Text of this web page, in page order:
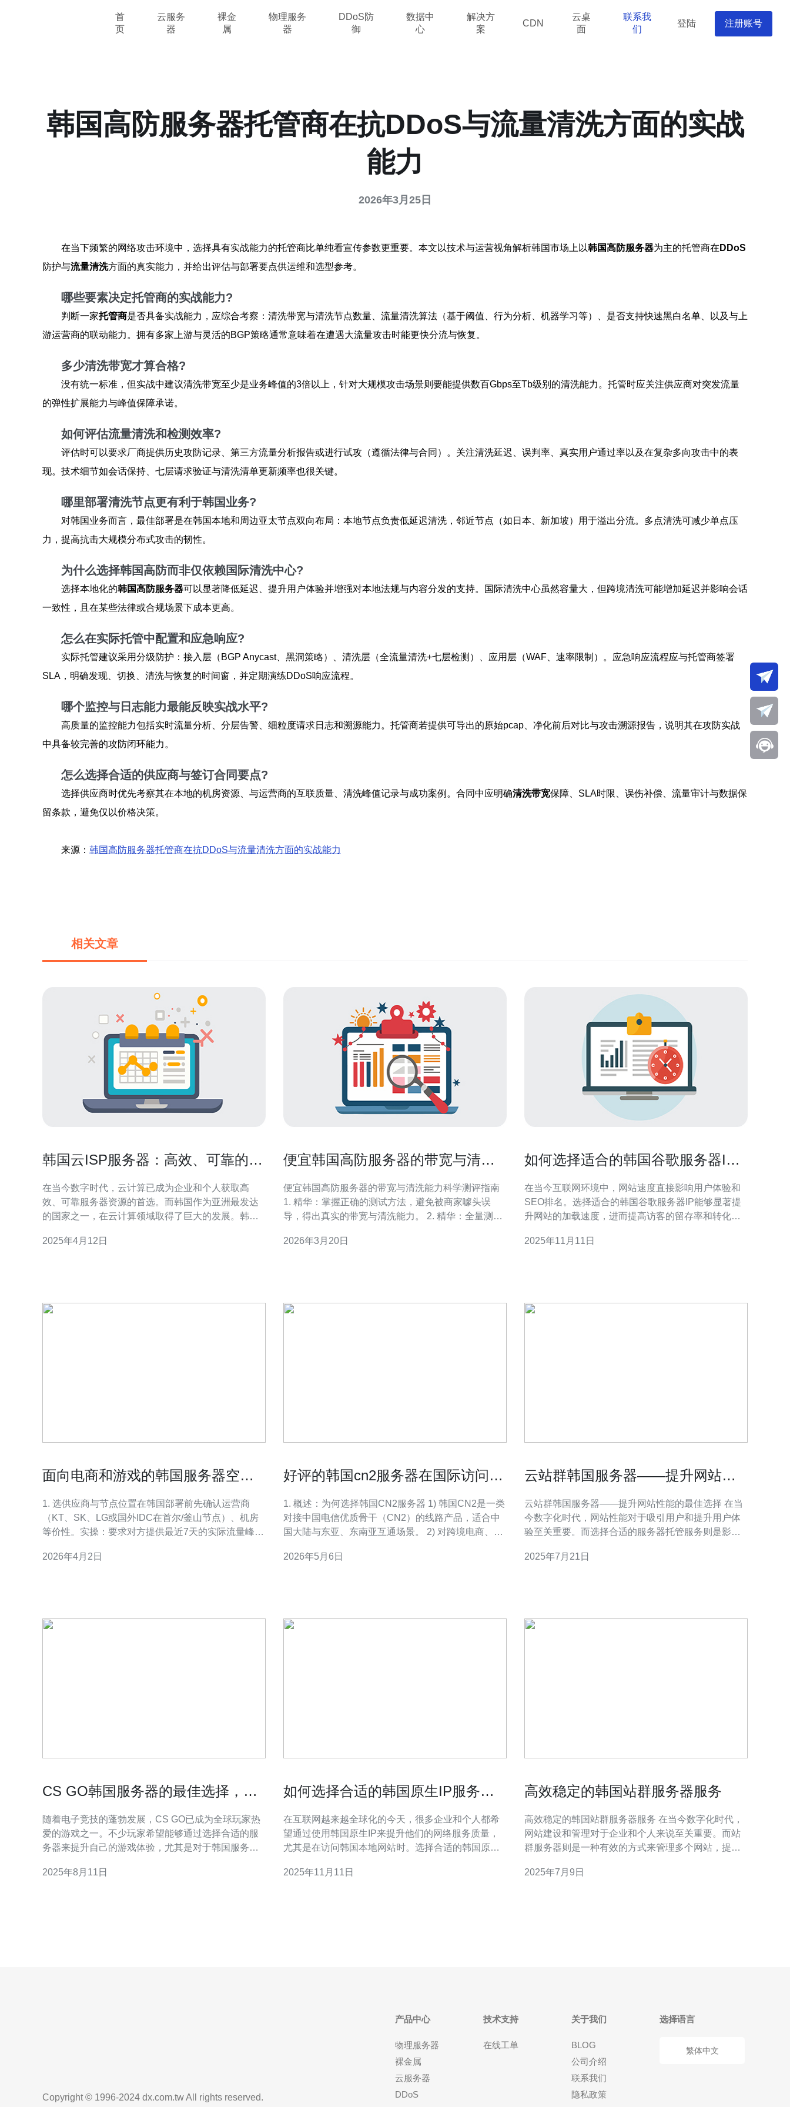
首
页
云服务
器
裸金
属
物理服务
器
DDoS防
御
数据中
心
解决方
案
CDN
云桌
面
联系我
们
登陆 注册账号
韩国高防服务器托管商在抗DDoS与流量清洗方面的实战
能力
2026年3月25日
在当下频繁的网络攻击环境中，选择具有实战能力的托管商比单纯看宣传参数更重要。本文以技术与运营视角解析韩国市场上以韩国高防服务器为主的托管商在 DDoS
防护与流量清洗方面的真实能力，并给出评估与部署要点供运维和选型参考。
哪些要素决定托管商的实战能力?
判断一家托管商是否具备实战能力，应综合考察：清洗带宽与清洗节点数量、流量清洗算法（基于阈值、行为分析、机器学习等）、是否支持快速黑白名单、以及与上
游运营商的联动能力。拥有多家上游与灵活的BGP策略通常意味着在遭遇大流量攻击时能更快分流与恢复。
多少清洗带宽才算合格?
没有统一标准，但实战中建议清洗带宽至少是业务峰值的3倍以上，针对大规模攻击场景则要能提供数百Gbps至Tb级别的清洗能力。托管时应关注供应商对突发流量
的弹性扩展能力与峰值保障承诺。
如何评估流量清洗和检测效率?
评估时可以要求厂商提供历史攻防记录、第三方流量分析报告或进行试攻（遵循法律与合同）。关注清洗延迟、误判率、真实用户通过率以及在复杂多向攻击中的表
现。技术细节如会话保持、七层请求验证与清洗清单更新频率也很关键。
哪里部署清洗节点更有利于韩国业务?
对韩国业务而言，最佳部署是在韩国本地和周边亚太节点双向布局：本地节点负责低延迟清洗，邻近节点（如日本、新加坡）用于溢出分流。多点清洗可减少单点压
力，提高抗击大规模分布式攻击的韧性。
为什么选择韩国高防而非仅依赖国际清洗中心?
选择本地化的韩国高防服务器可以显著降低延迟、提升用户体验并增强对本地法规与内容分发的支持。国际清洗中心虽然容量大，但跨境清洗可能增加延迟并影响会话
一致性，且在某些法律或合规场景下成本更高。
怎么在实际托管中配置和应急响应?
实际托管建议采用分级防护：接入层（BGP Anycast、黑洞策略）、清洗层（全流量清洗+七层检测）、应用层（WAF、速率限制）。应急响应流程应与托管商签署
SLA，明确发现、切换、清洗与恢复的时间窗，并定期演练DDoS响应流程。
哪个监控与日志能力最能反映实战水平?
高质量的监控能力包括实时流量分析、分层告警、细粒度请求日志和溯源能力。托管商若提供可导出的原始pcap、净化前后对比与攻击溯源报告，说明其在攻防实战
中具备较完善的攻防闭环能力。
怎么选择合适的供应商与签订合同要点?
选择供应商时优先考察其在本地的机房资源、与运营商的互联质量、清洗峰值记录与成功案例。合同中应明确清洗带宽保障、SLA时限、误伤补偿、流量审计与数据保
留条款，避免仅以价格决策。
来源： 韩国高防服务器托管商在抗DDoS与流量清洗方面的实战能力
相关文章
韩国云ISP服务器：高效、可靠的选
在当今数字时代，云计算已成为企业和个人获取高
效、可靠服务器资源的首选。而韩国作为亚洲最发达
的国家之一，在云计算领域取得了巨大的发展。韩国
户的首选。 韩国云ISP服务器采用先进的技术和优化
2025年4月12日
便宜韩国高防服务器的带宽与清洗
便宜韩国高防服务器的带宽与清洗能力科学测评指南
1. 精华：掌握正确的测试方法，避免被商家噱头误
导，得出真实的带宽与清洗能力。 2. 精华：全量测试
注峰值与持续清洗表现。 3. 精华：测评必须合法可
2026年3月20日
如何选择适合的韩国谷歌服务器IP
在当今互联网环境中，网站速度直接影响用户体验和
SEO排名。选择适合的韩国谷歌服务器IP能够显著提
升网站的加载速度，进而提高访客的留存率和转化
最佳、最便宜且最适合自己需求的服务器成了众多网
2025年11月11日
面向电商和游戏的韩国服务器空间
1. 选供应商与节点位置在韩国部署前先确认运营商
（KT、SK、LG或国外IDC在首尔/釜山节点）、机房
等价性。实操：要求对方提供最近7天的实际流量峰
IP、ARIN/RIPE路由接入。请求试用期或短租1周进行
2026年4月2日
好评的韩国cn2服务器在国际访问加
1. 概述：为何选择韩国CN2服务器 1) 韩国CN2是一类
对接中国电信优质骨干（CN2）的线路产品，适合中
国大陆与东亚、东南亚互通场景。 2) 对跨境电商、海
尤为重要。 3) 与普通国际出口相比，CN2在抖包、丢
2026年5月6日
云站群韩国服务器——提升网站性
云站群韩国服务器——提升网站性能的最佳选择 在当
今数字化时代，网站性能对于吸引用户和提升用户体
验至关重要。而选择合适的服务器托管服务则是影响
种高性能、稳定可靠的服务器托管选择，成为越来越
2025年7月21日
CS GO韩国服务器的最佳选择，提
随着电子竞技的蓬勃发展，CS GO已成为全球玩家热
爱的游戏之一。不少玩家希望能够通过选择合适的服
务器来提升自己的游戏体验，尤其是对于韩国服务器
到最适合的CS GO韩国服务器。 1. 确定你的需求 在选
2025年8月11日
如何选择合适的韩国原生IP服务提
在互联网越来越全球化的今天，很多企业和个人都希
望通过使用韩国原生IP来提升他们的网络服务质量，
尤其是在访问韩国本地网站时。选择合适的韩国原生
要。接下来，我们将详细介绍选择合适服务提供商的
2025年11月11日
高效稳定的韩国站群服务器服务
高效稳定的韩国站群服务器服务 在当今数字化时代，
网站建设和管理对于企业和个人来说至关重要。而站
群服务器则是一种有效的方式来管理多个网站，提升
定的特点备受欢迎。 韩国站群服务器服务提供了高速
2025年7月9日
Copyright © 1996-2024 dx.com.tw All rights reserved.
产品中心
物理服务器
裸金属
云服务器
DDoS
技术支持
在线工单
关于我们
BLOG
公司介绍
联系我们
隐私政策
选择语言
繁体中文